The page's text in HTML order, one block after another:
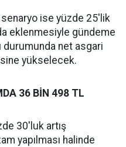
ise yüzde 25'lik
eklenmesiyle gündeme
durumunda net asgari
yükselecek.
36 BİN 498 TL
30'luk artış
yapılması halinde